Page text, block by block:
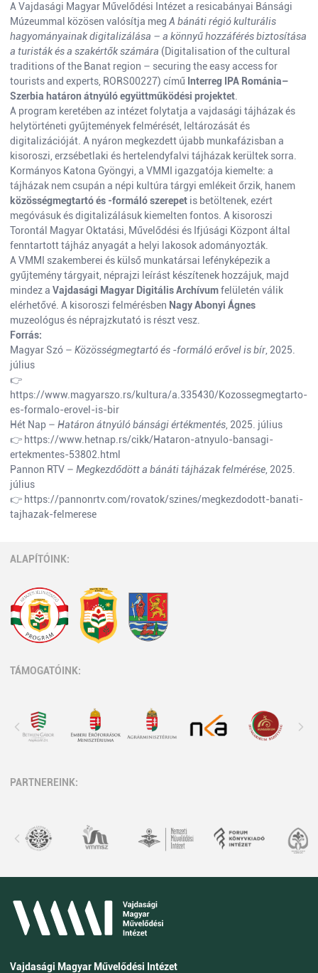
A Vajdasági Magyar Művelődési Intézet a resicabányai Bánsági
Múzeummal közösen valósítja meg A bánáti régió kulturális
hagyományainak digitalizálása – a könnyű hozzáférés biztosítása
a turisták és a szakértők számára (Digitalisation of the cultural
traditions of the Banat region – securing the easy access for
tourists and experts, RORS00227) című Interreg IPA Románia–
Szerbia határon átnyúló együttműködési projektet
A program keretében az intézet folytatja a vajdasági tájházak és
helytörténeti gyűjtemények felmérését, leltározását és
digitalizációját. A nyáron megkezdett újabb munkafázisban a
kisoroszi, erzsébetlaki és hertelendyfalvi tájházak kerültek sorra.
Kormányos Katona Gyöngyi, a VMMI igazgatója kiemelte: a
tájházak nem csupán a népi kultúra tárgyi emlékeit őrzik, hanem
közösségmegtartó és -formáló szerepet is betöltenek, ezért
megóvásuk és digitalizálásuk kiemelten fontos. A kisoroszi
Torontál Magyar Oktatási, Művelődési és Ifjúsági Központ által
fenntartott tájház anyagát a helyi lakosok adományozták.
A VMMI szakemberei és külső munkatársai lefényképezik a
gyűjtemény tárgyait, néprajzi leírást készítenek hozzájuk, majd
mindez a Vajdasági Magyar Digitális Archívumfelületén válik
elérhetővé. A kisoroszi felmérésben Nagy Abonyi Ágnes
muzeológus és néprajzkutató is részt vesz.
Forrás:
Magyar Szó – Közösségmegtartó és -formáló erővel is bír , 2025.
július
👉
https://www.magyarszo.rs/kultura/a.335430/Kozossegmegtarto-
es-formalo-erovel-is-bir
Hét Nap – Határon átnyúló bánsági értékmentés , 2025. július
👉 https://www.hetnap.rs/cikk/Hataron-atnyulo-bansagi-
ertekmentes-53802.html
Pannon RTV – Megkezdődött a bánáti tájházak felmérése , 2025.
július
👉 https://pannonrtv.com/rovatok/szines/megkezdodott-banati-
tajhazak-felmerese
ALAPÍTÓINK:
TÁMOGATÓINK:
PARTNEREINK:
Vajdasági Magyar Művelődési Intézet